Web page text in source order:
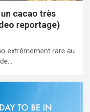
cacao très
reportage)
extrêmement rare au